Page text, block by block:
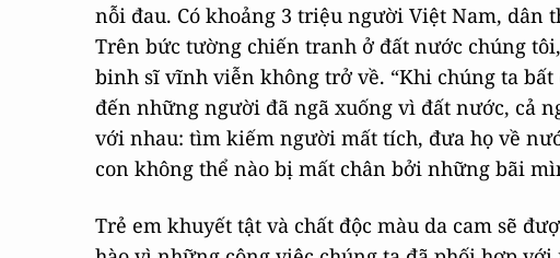
nỗi đau. Có khoảng 3 triệu người Việt Nam, dân
Trên bức tường chiến tranh ở đất nước chúng
binh sĩ vĩnh viễn không trở về. “Khi chúng ta
đến những người đã ngã xuống vì đất nước, cả
với nhau: tìm kiếm người mất tích, đưa họ về
con không thể nào bị mất chân bởi những bãi
Trẻ em khuyết tật và chất độc màu da cam sẽ